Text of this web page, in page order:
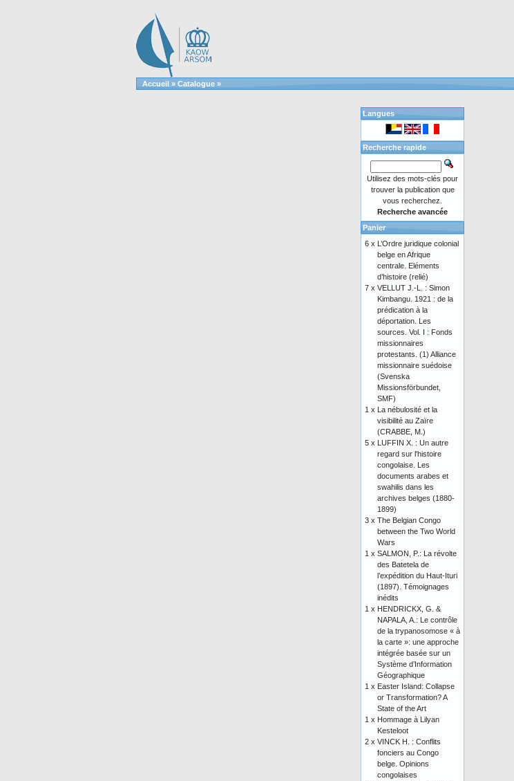
Accueil » Catalogue »
Langues
Recherche rapide
Utilisez des mots-clés pour
trouver la publication que
vous recherchez.
Recherche avancée
Panier
6 x L’Ordre juridique colonial
belge en Afrique
centrale. Eléments
d’histoire (relié)
7 x VELLUT J.-L. : Simon
Kimbangu. 1921 : de la
prédication à la
déportation. Les
sources. Vol. I : Fonds
missionnaires
protestants. (1) Alliance
missionnaire suédoise
(Svenska
Missionsförbundet,
SMF)
1 x La nébulosité et la
visibilité au Zaïre
(CRABBE, M.)
5 x LUFFIN X. : Un autre
regard sur l'histoire
congolaise. Les
documents arabes et
swahilis dans les
archives belges (1880-
1899)
3 x The Belgian Congo
between the Two World
Wars
1 x SALMON, P.: La révolte
des Batetela de
l’expédition du Haut-Ituri
(1897). Témoignages
inédits
1 x HENDRICKX, G. &
NAPALA, A.: Le contrôle
de la trypanosomose « à
la carte »: une approche
intégrée basée sur un
Système d’Information
Géographique
1 x Easter Island: Collapse
or Transformation? A
State of the Art
1 x Hommage à Lilyan
Kesteloot
2 x VINCK H. : Conflits
fonciers au Congo
belge. Opinions
congolaises